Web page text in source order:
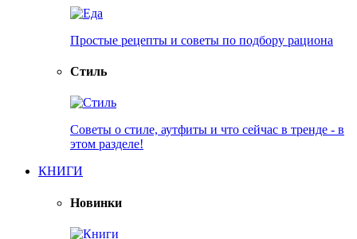
Простые рецепты и советы по подбору рациона
Стиль
Советы о стиле, аутфиты и что сейчас в тренде - в
этом разделе!
КНИГИ
Новинки